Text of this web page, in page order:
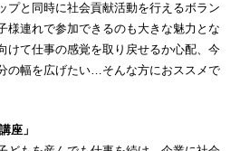
プと同時に社会貢献活動を行えるボラン
様連れで参加できるのも大きな魅力とな
けて仕事の感覚を取り戻せるか心配、今
の幅を広げたい…そんな方におススメで
座」